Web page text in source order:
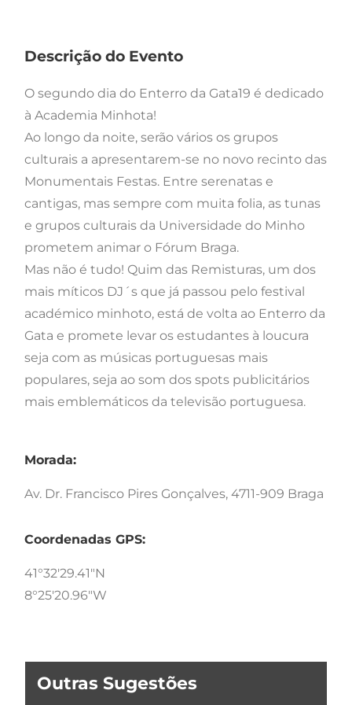
Descrição do Evento
O segundo dia do Enterro da Gata19 é dedicado
à Academia Minhota!
Ao longo da noite, serão vários os grupos
culturais a apresentarem-se no novo recinto das
Monumentais Festas. Entre serenatas e
cantigas, mas sempre com muita folia, as tunas
e grupos culturais da Universidade do Minho
prometem animar o Fórum Braga.
Mas não é tudo! Quim das Remisturas, um dos
mais míticos DJ´s que já passou pelo festival
académico minhoto, está de volta ao Enterro da
Gata e promete levar os estudantes à loucura
seja com as músicas portuguesas mais
populares, seja ao som dos spots publicitários
mais emblemáticos da televisão portuguesa.
Morada:
Av. Dr. Francisco Pires Gonçalves, 4711-909 Braga
Coordenadas GPS:
41°32'29.41"N
8°25'20.96"W
Outras Sugestões